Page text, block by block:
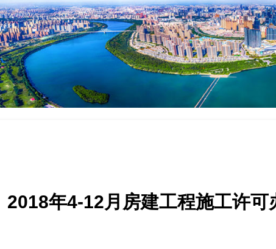
2018年4-12月房建工程施工许可